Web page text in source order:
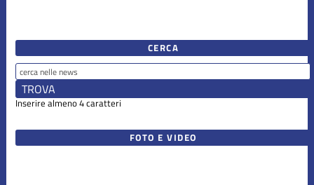
CERCA
Inserire almeno 4 caratteri
FOTO E VIDEO